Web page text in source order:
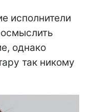
исполнители
однако
так никому